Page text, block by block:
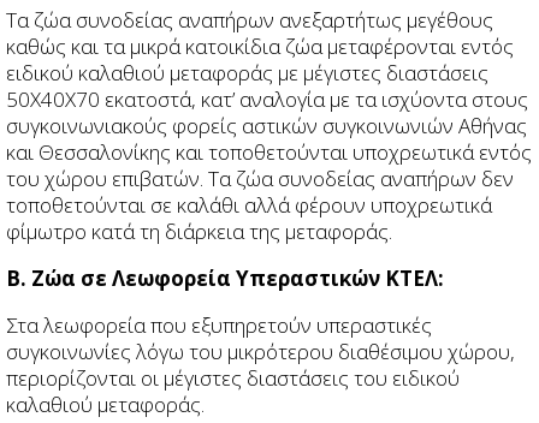
Τα ζώα συνοδείας αναπήρων ανεξαρτήτως μεγέθους
καθώς και τα μικρά κατοικίδια ζώα μεταφέρονται εντός
ειδικού καλαθιού μεταφοράς με μέγιστες διαστάσεις
50Χ40Χ70 εκατοστά, κατ’ αναλογία με τα ισχύοντα στους
συγκοινωνιακούς φορείς αστικών συγκοινωνιών Αθήνας
και Θεσσαλονίκης και τοποθετούνται υποχρεωτικά εντός
του χώρου επιβατών. Τα ζώα συνοδείας αναπήρων δεν
τοποθετούνται σε καλάθι αλλά φέρουν υποχρεωτικά
φίμωτρο κατά τη διάρκεια της μεταφοράς.
Β. Ζώα σε Λεωφορεία Υπεραστικών ΚΤΕΛ:
Στα λεωφορεία που εξυπηρετούν υπεραστικές
συγκοινωνίες λόγω του μικρότερου διαθέσιμου χώρου,
περιορίζονται οι μέγιστες διαστάσεις του ειδικού
καλαθιού μεταφοράς.